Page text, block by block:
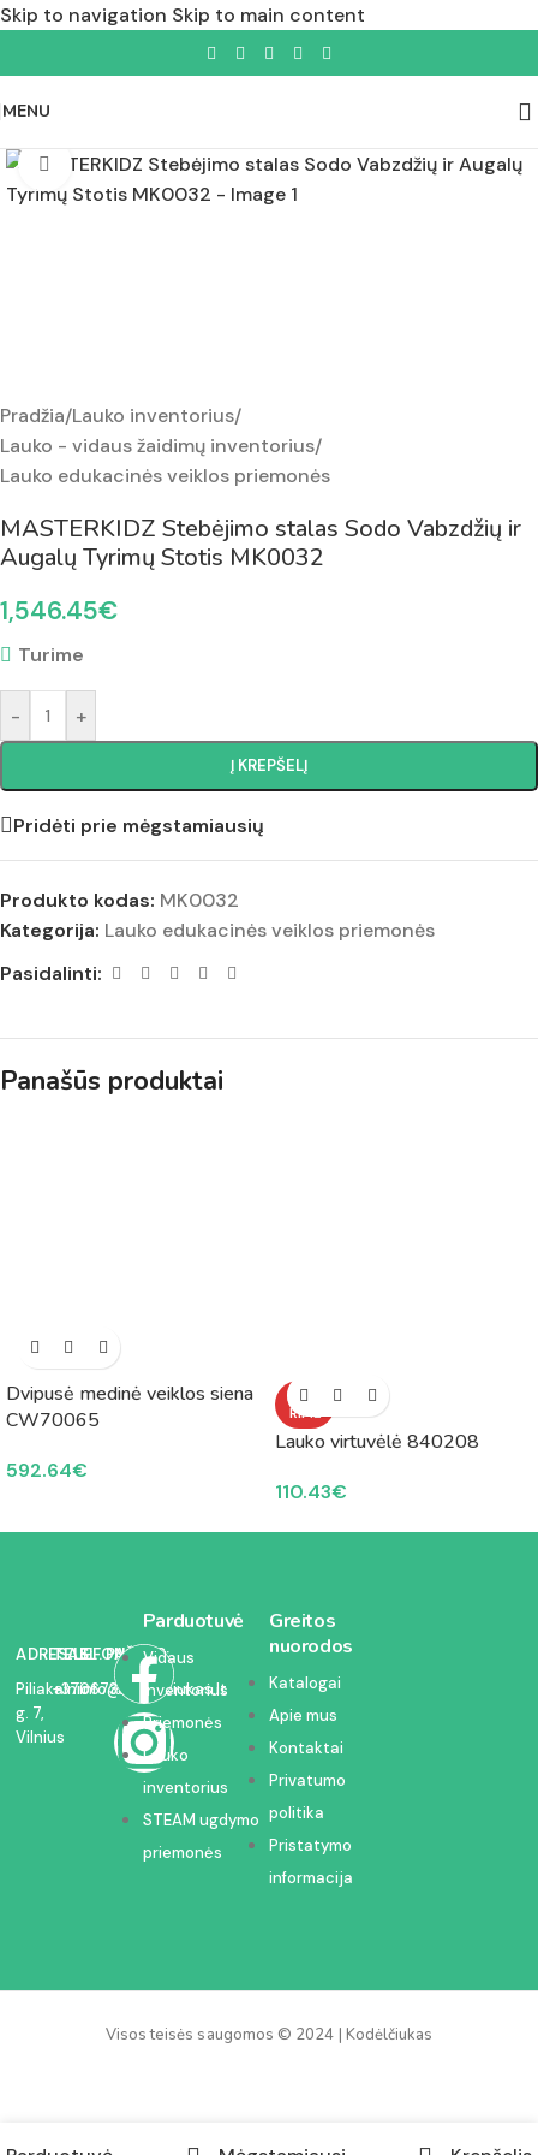
Skip to navigation Skip to main content
MENU
Padidinti nuotrauką
Pradžia/Lauko inventorius/
Lauko - vidaus žaidimų inventorius/
Lauko edukacinės veiklos priemonės
MASTERKIDZ Stebėjimo stalas Sodo Vabzdžių ir
Augalų Tyrimų Stotis MK0032
1,546.45€
Turime
- +
Į KREPŠELĮ
Pridėti prie mėgstamiausių
Produkto kodas: MK0032
Kategorija: Lauko edukacinės veiklos priemonės
Pasidalinti:
Panašūs produktai
Dvipusė medinė veiklos siena
CW70065
592.64€
NETU
RIME
Lauko virtuvėlė 840208
110.43€
ADRESAS:
Piliakalnio
g. 7,
Vilnius
TELEFONAS:
+37067350054
EL. PAŠTAS:
info@kodelciukas.lt
Parduotuvė
Vidaus
inventorius
Priemonės
Lauko
inventorius
STEAM ugdymo
priemonės
Greitos
nuorodos
Katalogai
Apie mus
Kontaktai
Privatumo
politika
Pristatymo
informacija
Visos teisės saugomos © 2024 | Kodėlčiukas